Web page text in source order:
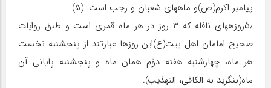
پیامبر اکرم(ص)و ماه‏های شعبان و رجب است. (۵)
۵٫روزه‏های نافله که ۳ روز در هر ماه قمری است و طبق روایات
صحیح امامان اهل بیت(ع)این روزها عبارتند از پنج‏شنبه نخست
هر ماه، چهارشنبه هفته دوّم همان ماه و پنج‏شنبه پایانی آن
ماه(بنگرید به الکافی، التهذیب).